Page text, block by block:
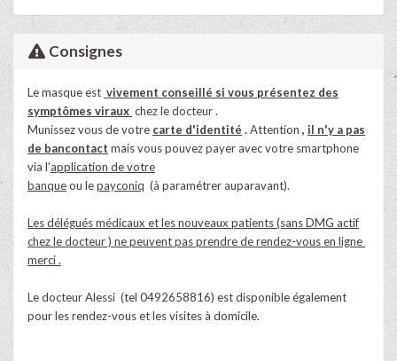
Consignes
Le masque est vivement conseillé si vous présentez des
symptômes viraux chez le docteur .
Munissez vous de votre carte d'identité .Attention , il n'y a pas
de bancontact mais vous pouvez payer avec votre smartphone
via l'application de votre
banqueou lepayconiq (à paramétrer auparavant).
Les délégués médicaux et les nouveaux patients (sans DMG actif
chez le docteur ) ne peuvent pas prendre de rendez-vous en ligne
merci .
Le docteur Alessi (tel 0492658816) est disponible également
pour les rendez-vous et les visites à domicile.